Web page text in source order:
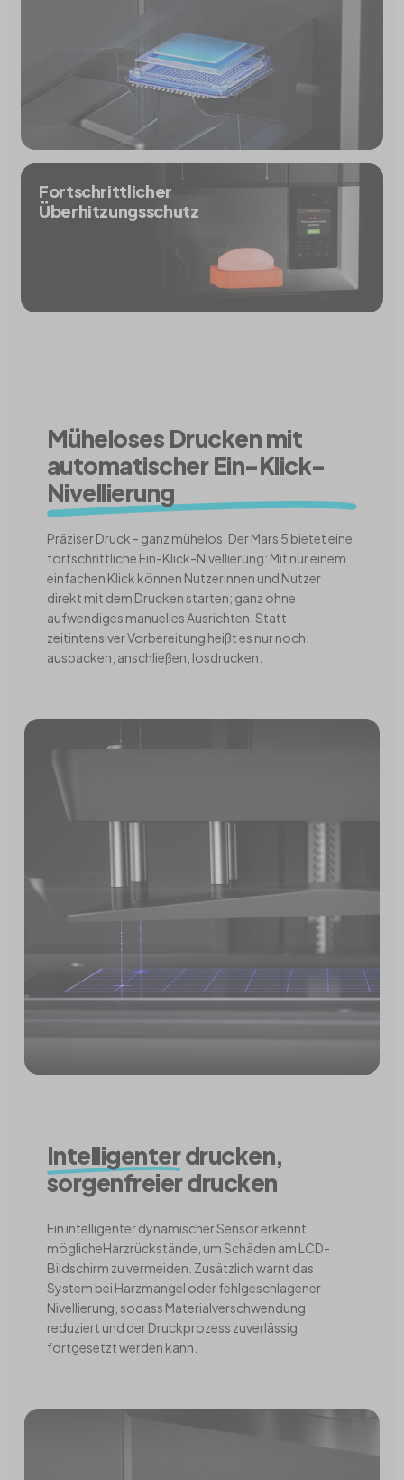
Fortschrittlicher
Überhitzungsschutz
Müheloses Drucken mit
automatischer Ein-Klick-
Nivellierung
Präziser Druck - ganz mühelos. Der Mars 5 bietet eine
fortschrittliche Ein-Klick-Nivellierung: Mit nur einem
einfachen Klick können Nutzerinnen und Nutzer
direkt mit dem Drucken starten; ganz ohne
aufwendiges manuelles Ausrichten. Statt
zeitintensiver Vorbereitung heißt es nur noch:
auspacken, anschließen, losdrucken.
Intelligenterdrucken,
sorgenfreier drucken
Ein intelligenter dynamischer Sensor erkennt
möglicheHarzrückstände, um Schäden am LCD-
Bildschirm zu vermeiden. Zusätzlich warnt das
System bei Harzmangel oder fehlgeschlagener
Nivellierung, sodass Materialverschwendung
reduziert und der Druckprozess zuverlässig
fortgesetzt werden kann.